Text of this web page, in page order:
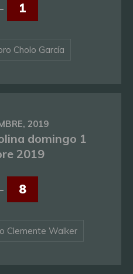
- 1
Cholo García
2019
domingo 1
2019
- 8
Clemente Walker